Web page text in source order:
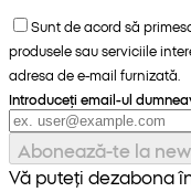
Sunt de acord să
produsele sau serviciile
adresa de e-mail furnizată.
Introduceți email-ul
Abonează-te la
Vă puteți dezabona